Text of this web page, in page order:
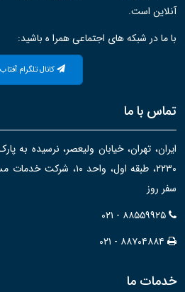
آنلاین است.
با ما در شبکه های اجتماعی همرا ه باشید:
کانال تلگرام
تماس با ما
ایران، تهران، خیابان ولیعصر، نرسیده به
۲۲۳۰، طبقه اول، واحد
سفر روز
۰۲۱ - ۸۸۵۵۹۹۲۵
۰۲۱ - ۸۸۷۰۴۸۸۴
خدمات ما